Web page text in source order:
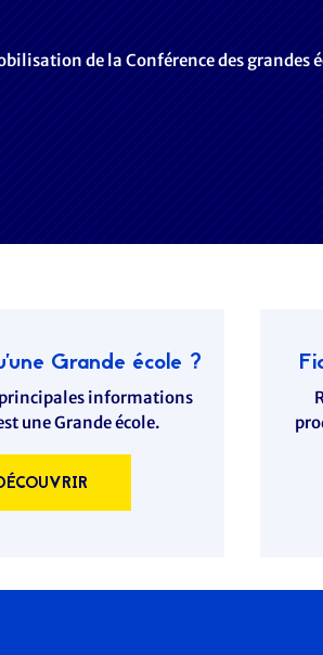
de la Conférence des grandes
Grande école ?
principales informations
une Grande école.